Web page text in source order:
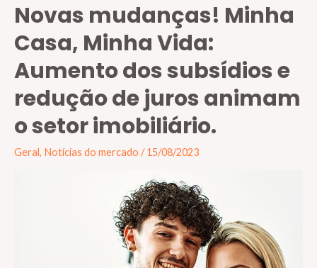
Novas mudanças! Minha
Casa, Minha Vida:
Aumento dos subsídios e
redução de juros animam
o setor imobiliário.
Geral, Notícias do mercado /15/08/2023